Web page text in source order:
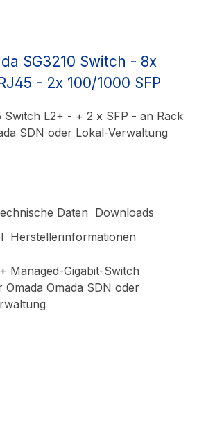
SG3210 Switch - 8x
- 2x 100/1000 SFP
Switch L2+ - + 2 x SFP - an Rack
SDN oder Lokal-Verwaltung
Daten Downloads
Herstellerinformationen
Managed-Gigabit-Switch
Omada Omada SDN oder
überspringen